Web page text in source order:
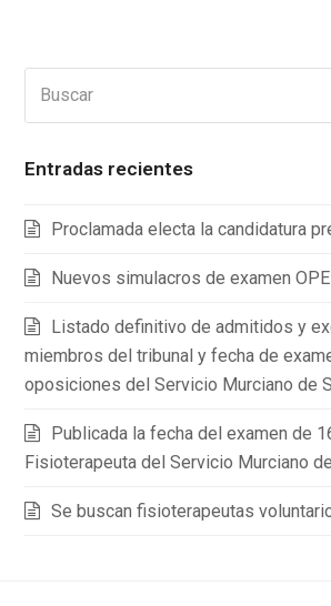
Entradas recientes
Proclamada electa la candidatura
Nuevos simulacros de examen
Listado definitivo de admitidos y
miembros del tribunal y fecha de
oposiciones del Servicio Murciano de
Publicada la fecha del examen de
Fisioterapeuta del Servicio Murciano
Se buscan fisioterapeutas